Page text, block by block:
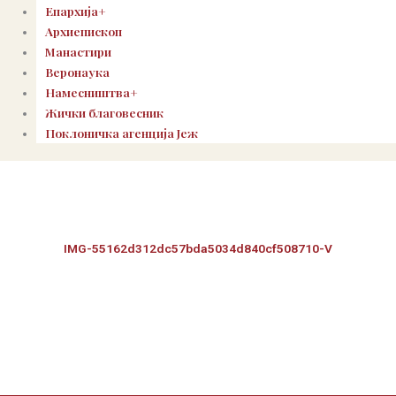
Епархија+
Архиепископ
Манастири
Веронаука
Намесништва+
Жички благовесник
Поклоничка агенција Јеж
IMG-55162d312dc57bda5034d840cf508710-V